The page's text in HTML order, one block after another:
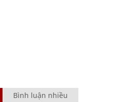
Bình luận nhiều